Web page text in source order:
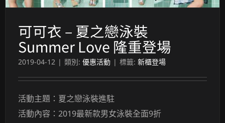
可可衣 – 夏之戀泳裝
Summer Love 隆重登場
2019-04-12 | 類別: 優惠活動 | 標籤: 新櫃登場
活動主題：夏之戀泳裝進駐
活動內容：2019最新款男女泳裝全面9折